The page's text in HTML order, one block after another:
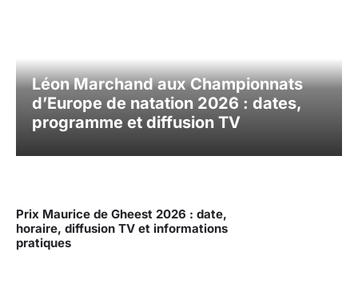
Léon Marchand aux Championnats
d’Europe de natation 2026 : dates,
programme et diffusion TV
Prix Maurice de Gheest 2026 : date,
horaire, diffusion TV et informations
pratiques